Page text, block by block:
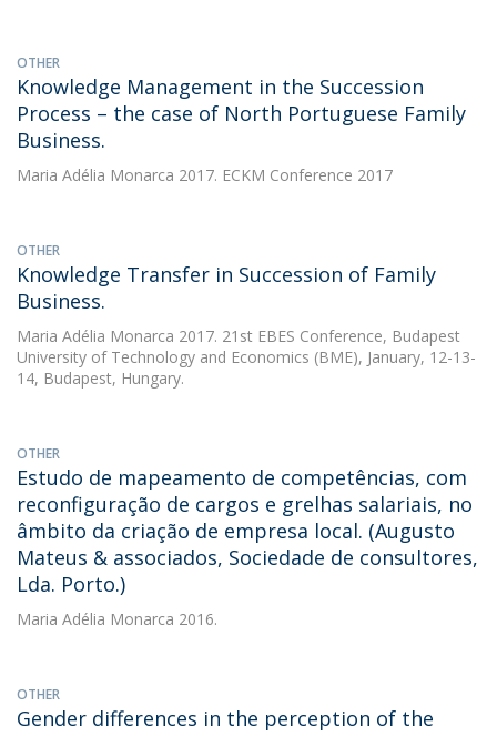
OTHER
Knowledge Management in the Succession
Process – the case of North Portuguese Family
Business.
Maria Adélia Monarca 2017. ECKM Conference 2017
OTHER
Knowledge Transfer in Succession of Family
Business.
Maria Adélia Monarca 2017. 21st EBES Conference, Budapest
University of Technology and Economics (BME), January, 12-13-
14, Budapest, Hungary.
OTHER
Estudo de mapeamento de competências, com
reconfiguração de cargos e grelhas salariais, no
âmbito da criação de empresa local. (Augusto
Mateus & associados, Sociedade de consultores,
Lda. Porto.)
Maria Adélia Monarca 2016.
OTHER
Gender differences in the perception of the